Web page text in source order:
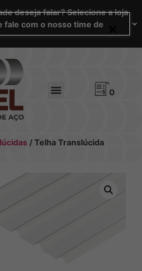
deseja falar? Selecione a loja
fale com o nosso time de
0
/ Telha Translúcida